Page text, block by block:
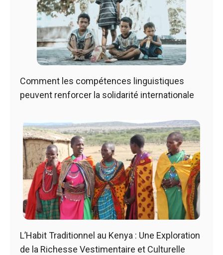
Comment les compétences linguistiques
peuvent renforcer la solidarité internationale
L’Habit Traditionnel au Kenya : Une Exploration
de la Richesse Vestimentaire et Culturelle